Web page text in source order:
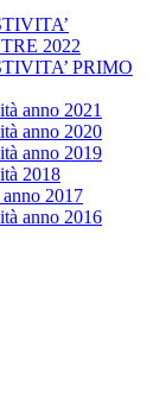
2022
PRIMO
anno 2021
anno 2020
anno 2019
2018
2017
anno 2016